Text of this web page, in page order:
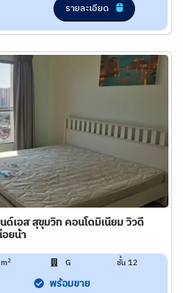
รายละเอียด
ด์เอส สุขุมวิท คอนโดมิเนียม วิวดี
ยน้า
2 G ชั้น 12
พร้อมขาย